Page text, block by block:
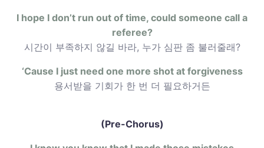
I hope I don’t run out of time, could someone call a
referee?
시간이 부족하지 않길 바라, 누가 심판 좀 불러줄래?
‘Cause I just need one more shot at forgiveness
용서받을 기회가 한 번 더 필요하거든
(Pre-Chorus)